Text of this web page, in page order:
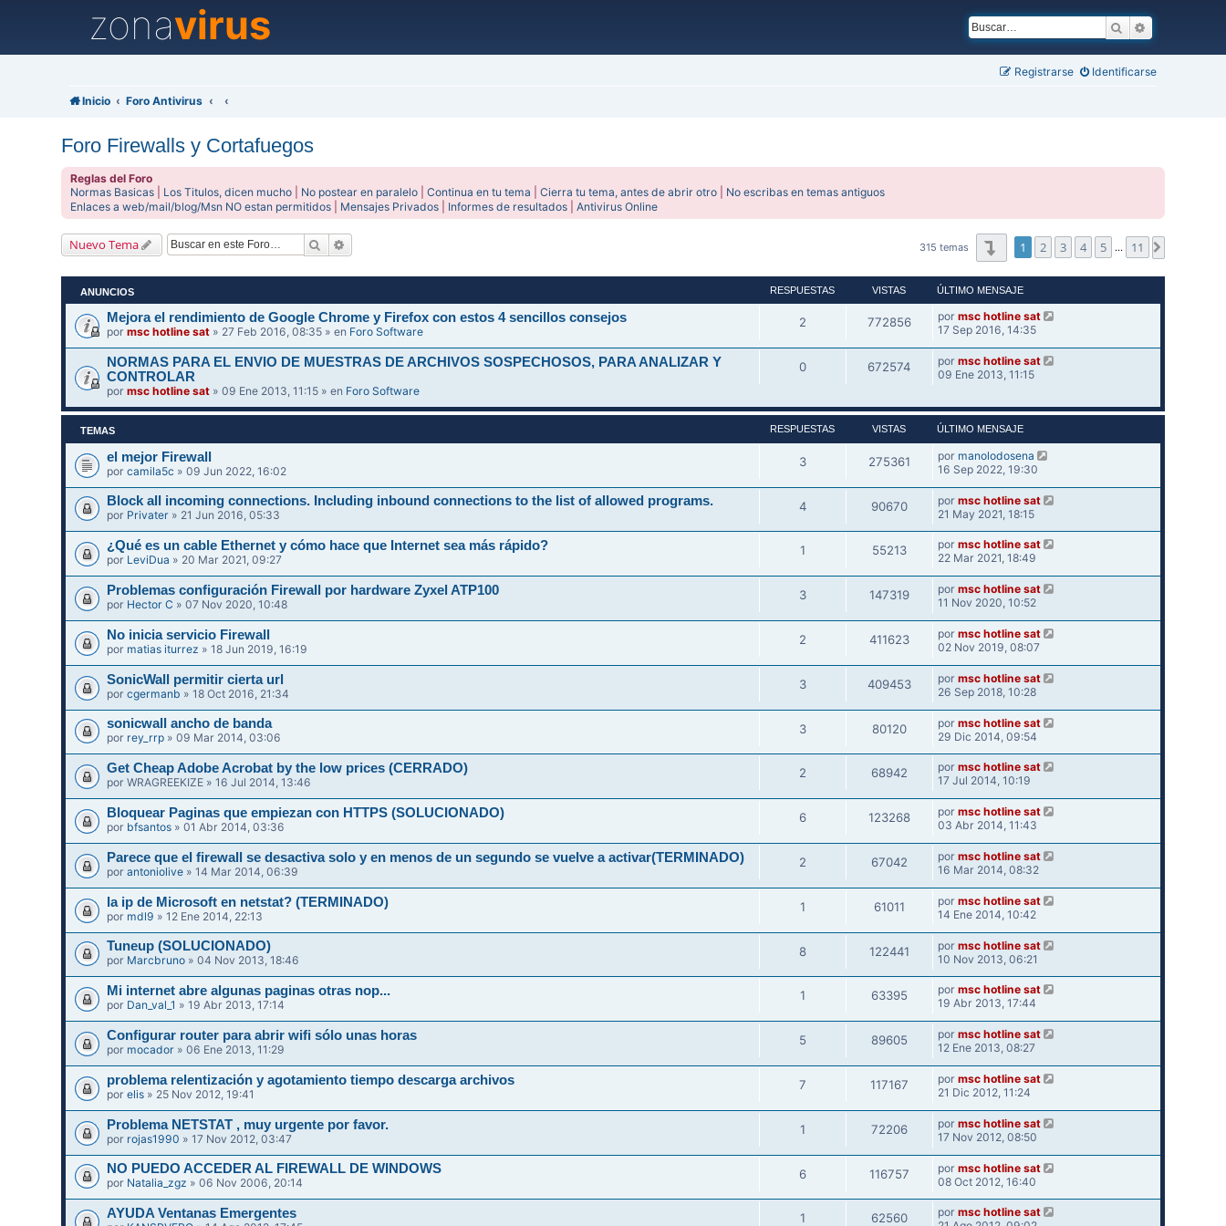
zonavirus Buscar
Identificarse
Registrarse
Inicio Foro Antivirus
Foro Firewalls y Cortafuegos
Reglas del Foro
Normas Basicas
Los Titulos, dicen mucho No postear en paralelo |Continua en tu tema |Cierra tu tema, antes de abrir otro
No escribas en temas antiguos
Enlaces a web/mail/blog/Msn NO estan permitidos
Mensajes Privados Informes de resultados |Antivirus Online
Nuevo Tema Buscar 315 temas Página1 de
1 2 3 4 5 … 11
ANUNCIOS RESPUESTAS VISTAS ÚLTIMO MENSAJE
Mejora el rendimiento de Google Chrome y Firefox con estos 4 sencillos consejos
pormsc hotline sat » 27 Feb 2016, 08:35 » en Foro Software
2 772856 por msc hotline sat
17 Sep 2016, 14:35
NORMAS PARA EL ENVIO DE MUESTRAS DE ARCHIVOS SOSPECHOSOS, PARA ANALIZAR Y
CONTROLAR
pormsc hotline sat » 09 Ene 2013, 11:15 » en Foro Software
0 672574 por msc hotline sat
09 Ene 2013, 11:15
TEMAS RESPUESTAS VISTAS ÚLTIMO MENSAJE
el mejor Firewall
porcamila5c » 09 Jun 2022, 16:02
3 275361 por manolodosena
16 Sep 2022, 19:30
Block all incoming connections. Including inbound connections to the list of allowed programs.
por Privater » 21 Jun 2016, 05:33
4 90670 por msc hotline sat
21 May 2021, 18:15
¿Qué es un cable Ethernet y cómo hace que Internet sea más rápido?
por LeviDua » 20 Mar 2021, 09:27
1 55213 por msc hotline sat
22 Mar 2021, 18:49
Problemas configuración Firewall por hardware Zyxel ATP100
por Hector C » 07 Nov 2020, 10:48
3 147319 por msc hotline sat
11 Nov 2020, 10:52
No inicia servicio Firewall
por matias iturrez » 18 Jun 2019, 16:19
2 411623 por msc hotline sat
02 Nov 2019, 08:07
SonicWall permitir cierta url
porcgermanb » 18 Oct 2016, 21:34
3 409453 por msc hotline sat
26 Sep 2018, 10:28
sonicwall ancho de banda
por rey_rrp » 09 Mar 2014, 03:06
3 80120 por msc hotline sat
29 Dic 2014, 09:54
Get Cheap Adobe Acrobat by the low prices (CERRADO)
porWRAGREEKIZE » 16 Jul 2014, 13:46
2 68942 por msc hotline sat
17 Jul 2014, 10:19
Bloquear Paginas que empiezan con HTTPS (SOLUCIONADO)
por bfsantos » 01 Abr 2014, 03:36
6 123268 por msc hotline sat
03 Abr 2014, 11:43
Parece que el firewall se desactiva solo y en menos de un segundo se vuelve a activar(TERMINADO)
porantoniolive » 14 Mar 2014, 06:39
2 67042 por msc hotline sat
16 Mar 2014, 08:32
la ip de Microsoft en netstat? (TERMINADO)
por mdl9 » 12 Ene 2014, 22:13
1 61011 por msc hotline sat
14 Ene 2014, 10:42
Tuneup (SOLUCIONADO)
por Marcbruno » 04 Nov 2013, 18:46
8 122441 por msc hotline sat
10 Nov 2013, 06:21
Mi internet abre algunas paginas otras nop...
por Dan_val_1 » 19 Abr 2013, 17:14
1 63395 por msc hotline sat
19 Abr 2013, 17:44
Configurar router para abrir wifi sólo unas horas
por mocador » 06 Ene 2013, 11:29
5 89605 por msc hotline sat
12 Ene 2013, 08:27
problema relentización y agotamiento tiempo descarga archivos
porelis » 25 Nov 2012, 19:41
7 117167 por msc hotline sat
21 Dic 2012, 11:24
Problema NETSTAT , muy urgente por favor.
por rojas1990 » 17 Nov 2012, 03:47
1 72206 por msc hotline sat
17 Nov 2012, 08:50
NO PUEDO ACCEDER AL FIREWALL DE WINDOWS
por Natalia_zgz » 06 Nov 2006, 20:14
6 116757 por msc hotline sat
08 Oct 2012, 16:40
AYUDA Ventanas Emergentes 1 62560 por msc hotline sat